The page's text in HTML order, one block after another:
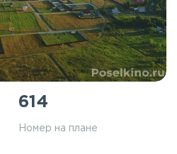
614
Номер на плане